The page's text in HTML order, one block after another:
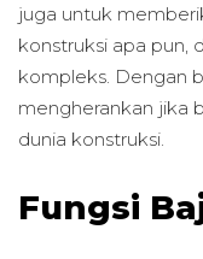
juga untuk
konstruksi apa pun,
kompleks. Dengan
mengherankan jika
dunia konstruksi.
Fungsi